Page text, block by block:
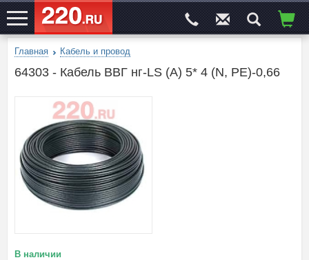
ЭЛЕКТРОСАЙТ№1
Главная Кабель и провод
64303 - Кабель ВВГ нг-LS (A) 5* 4 (N, PE)-0,66
В наличии